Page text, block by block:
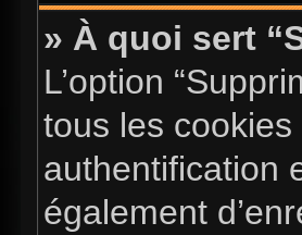
» À quoi sert
L’option
tous les
authentification
également